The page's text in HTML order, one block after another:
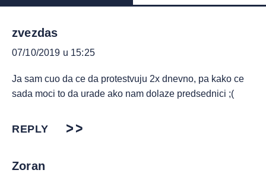
zvezdas
07/10/2019 u 15:25
Ja sam cuo da ce da protestvuju 2x dnevno, pa kako ce
sada moci to da urade ako nam dolaze predsednici ;(
REPLY
Zoran